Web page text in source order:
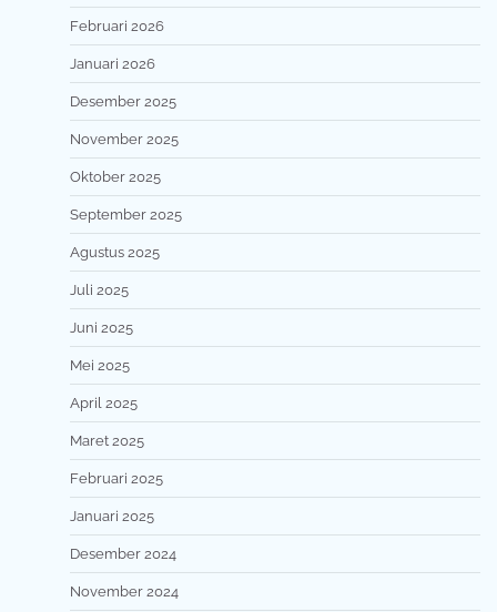
Februari 2026
Januari 2026
Desember 2025
November 2025
Oktober 2025
September 2025
Agustus 2025
Juli 2025
Juni 2025
Mei 2025
April 2025
Maret 2025
Februari 2025
Januari 2025
Desember 2024
November 2024